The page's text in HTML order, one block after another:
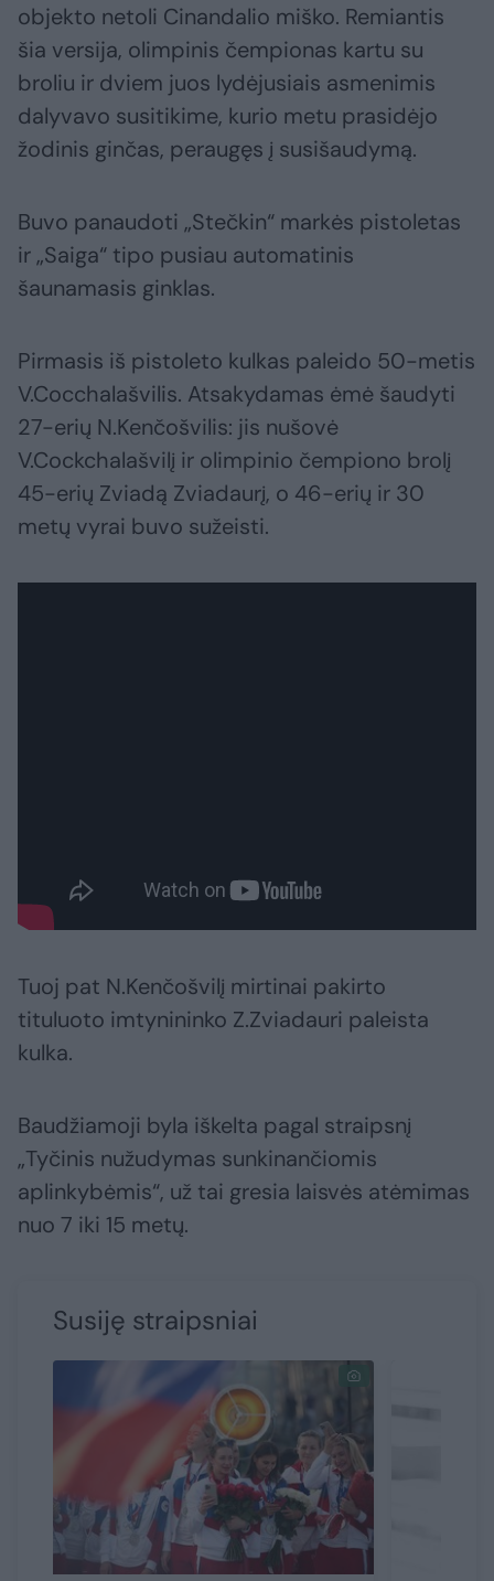
objekto netoli Cinandalio miško. Remiantis
šia versija, olimpinis čempionas kartu su
broliu ir dviem juos lydėjusiais asmenimis
dalyvavo susitikime, kurio metu prasidėjo
žodinis ginčas, peraugęs į susišaudymą.
Buvo panaudoti „Stečkin“ markės pistoletas
ir „Saiga“ tipo pusiau automatinis
šaunamasis ginklas.
Pirmasis iš pistoleto kulkas paleido 50-metis
V.Cocchalašvilis. Atsakydamas ėmė šaudyti
27-erių N.Kenčošvilis: jis nušovė
V.Cockchalašvilį ir olimpinio čempiono brolį
45-erių Zviadą Zviadaurį, o 46-erių ir 30
metų vyrai buvo sužeisti.
Tuoj pat N.Kenčošvilį mirtinai pakirto
tituluoto imtynininko Z.Zviadauri paleista
kulka.
Baudžiamoji byla iškelta pagal straipsnį
„Tyčinis nužudymas sunkinančiomis
aplinkybėmis“, už tai gresia laisvės atėmimas
nuo 7 iki 15 metų.
Susiję straipsniai